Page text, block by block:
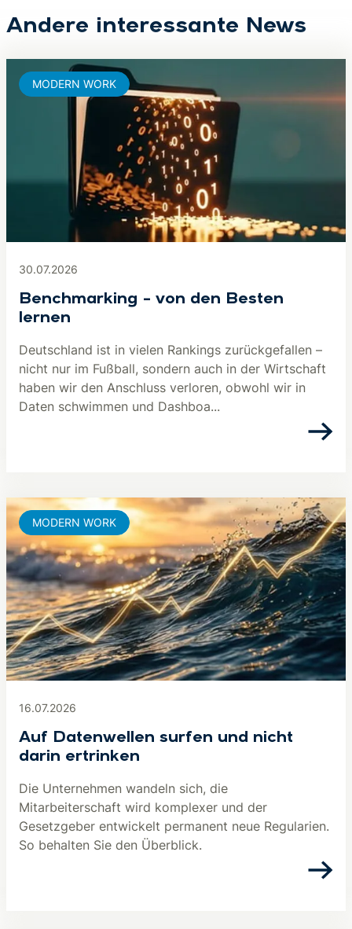
Andere interessante News
30.07.2026
Benchmarking – von den Besten
lernen
Deutschland ist in vielen Rankings zurückgefallen –
nicht nur im Fußball, sondern auch in der Wirtschaft
haben wir den Anschluss verloren, obwohl wir in
Daten schwimmen und Dashboa...
MODERN WORK
16.07.2026
Auf Datenwellen surfen und nicht
darin ertrinken
Die Unternehmen wandeln sich, die
Mitarbeiterschaft wird komplexer und der
Gesetzgeber entwickelt permanent neue Regularien.
So behalten Sie den Überblick.
MODERN WORK